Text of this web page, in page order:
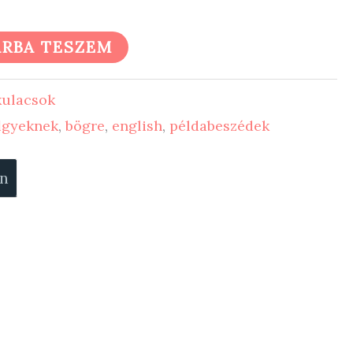
TESZEM
,bögre, english, példabeszédek